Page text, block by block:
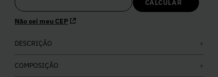
Não sei meu CEP
DESCRIÇÃO
COMPOSIÇÃO
6º Colete
7º